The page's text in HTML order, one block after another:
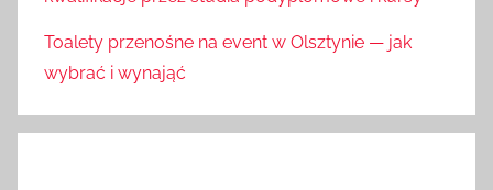
Toalety przenośne na event w Olsztynie — jak
wybrać i wynająć